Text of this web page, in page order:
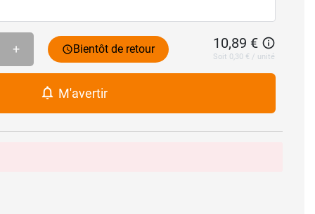
+ Bientôt de retour 10,89 €
Soit 0,30 € / unité
M'avertir